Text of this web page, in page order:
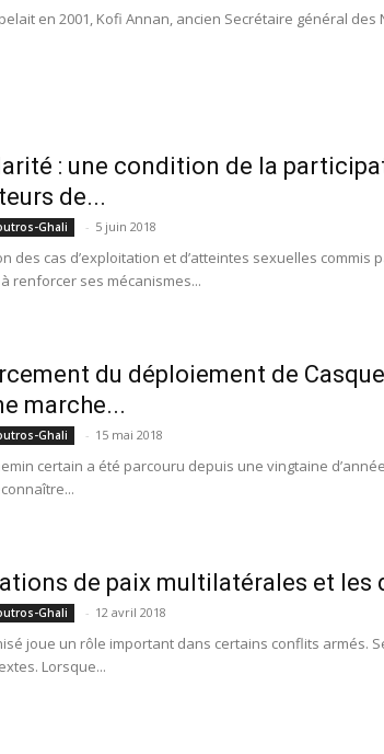
en 2001, Kofi Annan, ancien Secrétaire général
: une condition de la
de...
Ghali - 5 juin 2018
des cas d’exploitation et d’atteintes sexuelles
renforcer ses mécanismes...
du déploiement de
marche...
Ghali - 15 mai 2018
certain a été parcouru depuis une vingtaine
de paix multilatérales et
Ghali - 12 avril 2018
joue un rôle important dans certains conflits armés.
Lorsque...